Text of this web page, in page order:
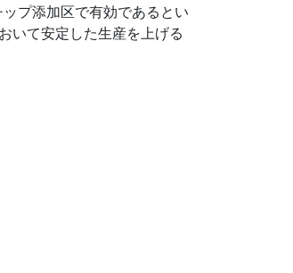
プ添加区で有効であるとい
いて安定した生産を上げる